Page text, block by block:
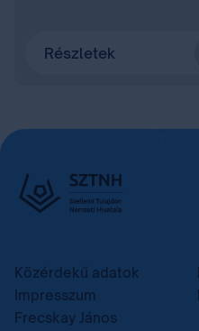
Részletek
Közérdekű adatok
Impresszum
Frecskay János